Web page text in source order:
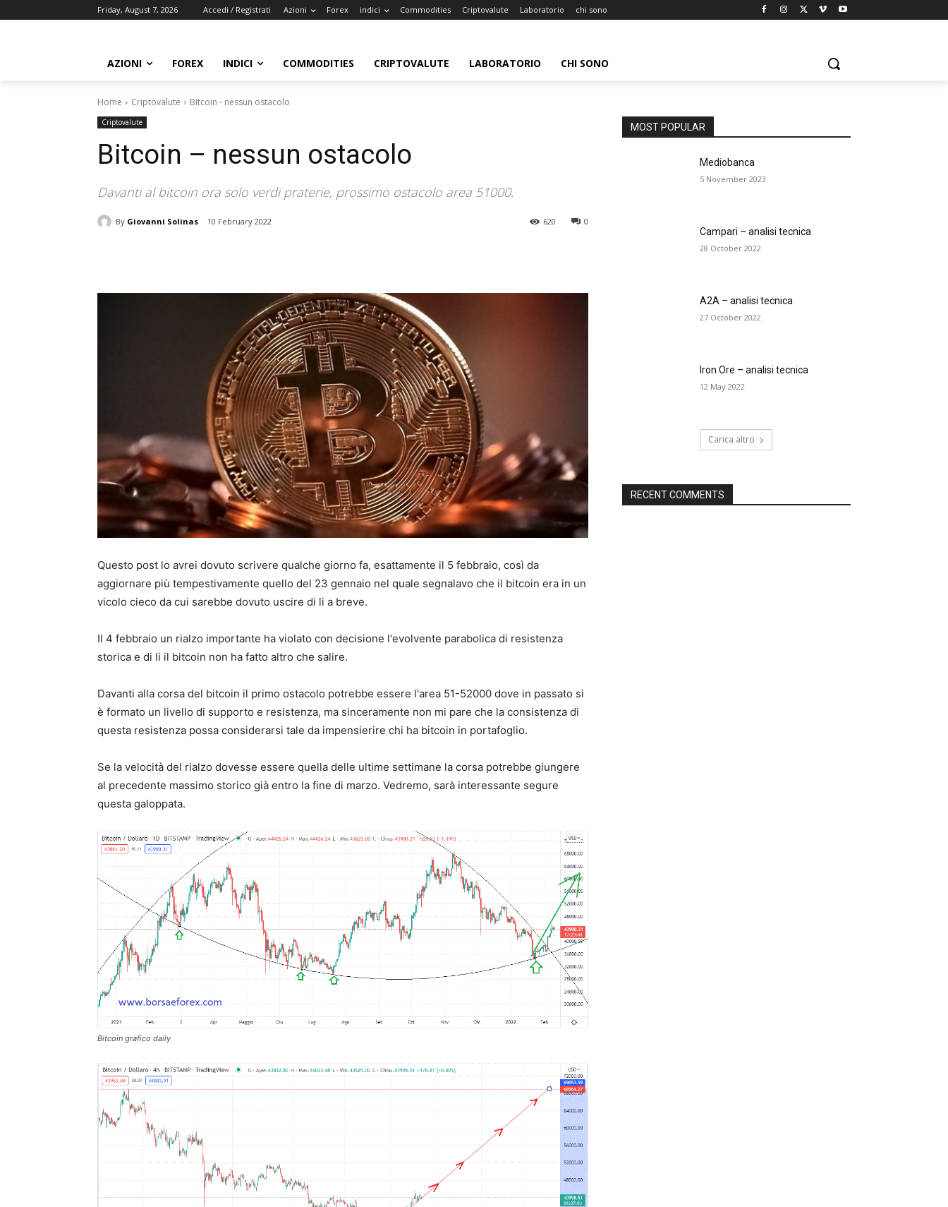
Friday, August 7, 2026 Accedi / Registrati Azioni Forex indici Commodities Criptovalute Laboratorio chi sono
AZIONI FOREX INDICI COMMODITIES CRIPTOVALUTE LABORATORIO CHI SONO
Home Criptovalute Bitcoin - nessun ostacolo
Criptovalute
Bitcoin – nessun ostacolo
Davanti al bitcoin ora solo verdi praterie, prossimo ostacolo area 51000.
By Giovanni Solinas 10 February 2022 0
620
Questo post lo avrei dovuto scrivere qualche giorno fa, esattamente il 5 febbraio, così da
aggiornare più tempestivamente quello del 23 gennaio nel quale segnalavo che il bitcoin era in un
vicolo cieco da cui sarebbe dovuto uscire di li a breve.
Il 4 febbraio un rialzo importante ha violato con decisione l'evolvente parabolica di resistenza
storica e di li il bitcoin non ha fatto altro che salire.
Davanti alla corsa del bitcoin il primo ostacolo potrebbe essere l'area 51-52000 dove in passato si
è formato un livello di supporto e resistenza, ma sinceramente non mi pare che la consistenza di
questa resistenza possa considerarsi tale da impensierire chi ha bitcoin in portafoglio.
Se la velocità del rialzo dovesse essere quella delle ultime settimane la corsa potrebbe giungere
al precedente massimo storico già entro la fine di marzo. Vedremo, sarà interessante segure
questa galoppata.
Bitcoin grafico daily
MOST POPULAR
Mediobanca
5 November 2023
Campari – analisi tecnica
28 October 2022
A2A – analisi tecnica
27 October 2022
Iron Ore – analisi tecnica
12 May 2022
Carica altro
RECENT COMMENTS